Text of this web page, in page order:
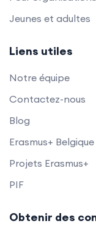
Jeunes et adultes
Liens utiles
Notre équipe
Contactez-nous
Blog
Erasmus+
Projets Erasmus+
PIF
Obtenir des